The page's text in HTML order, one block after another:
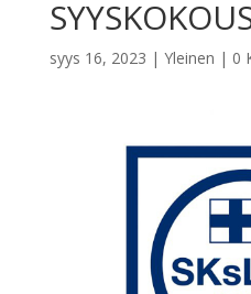
syys 16, 2023 | Yleinen | 0